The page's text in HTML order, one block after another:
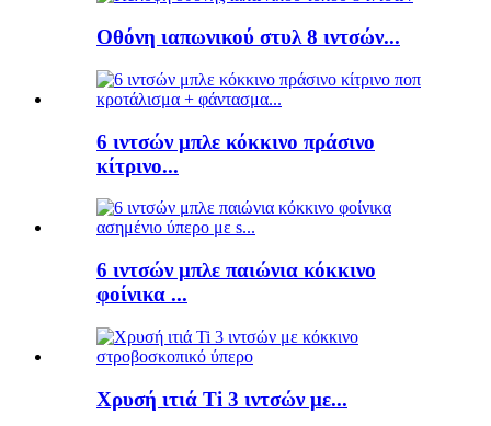
Οθόνη ιαπωνικού στυλ 8 ιντσών...
6 ιντσών μπλε κόκκινο πράσινο
κίτρινο...
6 ιντσών μπλε παιώνια κόκκινο
φοίνικα ...
Χρυσή ιτιά Ti 3 ιντσών με...